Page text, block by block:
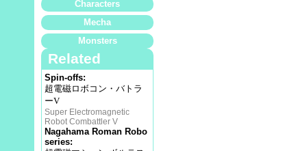
Characters
Mecha
Monsters
Related
Spin-offs:
超電磁ロボコン・バトラ
ーV
Super Electromagnetic
Robot Combattler V
Nagahama Roman Robo
series: